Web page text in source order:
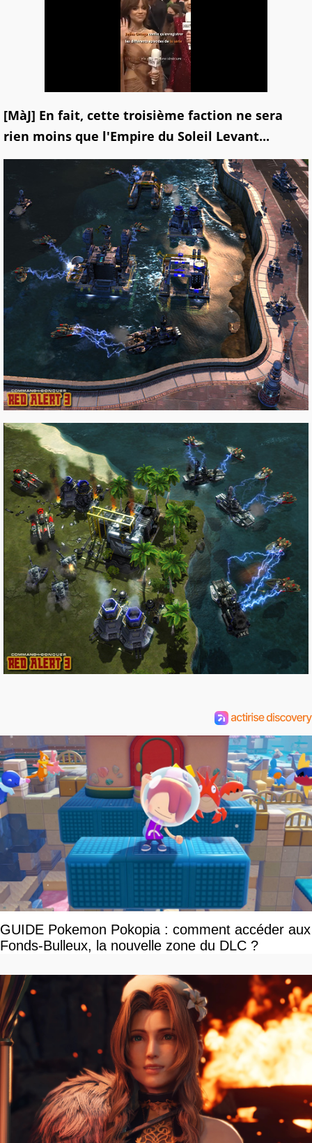
[MàJ] En fait, cette troisième faction ne sera
rien moins que l'Empire du Soleil Levant...
GUIDE Pokemon Pokopia : comment accéder aux
Fonds-Bulleux, la nouvelle zone du DLC ?